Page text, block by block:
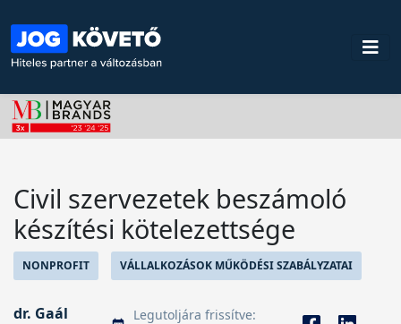
Civil szervezetek beszámoló
készítési kötelezettsége
NONPROFIT VÁLLALKOZÁSOK MŰKÖDÉSI SZABÁLYZATAI
dr. Gaál
Legutoljára frissítve: